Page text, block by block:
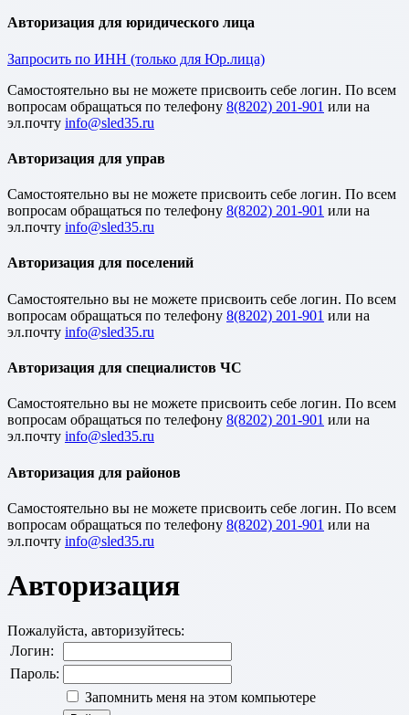
Авторизация для юридического лица
Запросить по ИНН (только для Юр.лица)
Cамостоятельно вы не можете присвоить себе логин. По всем
вопросам обращаться по телефону 8(8202) 201-901 или на
эл.почту
Авторизация для управ
Cамостоятельно вы не можете присвоить себе логин. По всем
вопросам обращаться по телефону 8(8202) 201-901 или на
эл.почту
Авторизация для поселений
Cамостоятельно вы не можете присвоить себе логин. По всем
вопросам обращаться по телефону 8(8202) 201-901 или на
эл.почту
Авторизация для специалистов ЧС
Cамостоятельно вы не можете присвоить себе логин. По всем
вопросам обращаться по телефону 8(8202) 201-901 или на
эл.почту
Авторизация для районов
Cамостоятельно вы не можете присвоить себе логин. По всем
вопросам обращаться по телефону 8(8202) 201-901 или на
эл.почту
Авторизация
Пожалуйста, авторизуйтесь:
Логин:
Пароль:
Запомнить меня на этом компьютере